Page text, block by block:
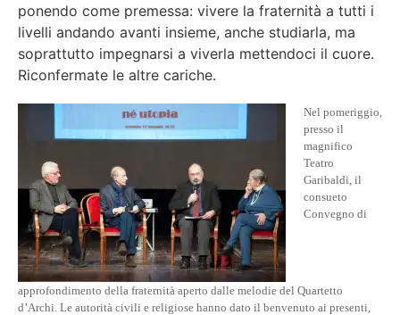
ponendo come premessa: vivere la fraternità a tutti i
livelli andando avanti insieme, anche studiarla, ma
soprattutto impegnarsi a viverla mettendoci il cuore.
Riconfermate le altre cariche.
Nel pomeriggio,
presso il
magnifico
Teatro
Garibaldi, il
consueto
Convegno di
approfondimento della fraternità aperto dalle melodie del Quartetto
d’Archi. Le autorità civili e religiose hanno dato il benvenuto ai presenti,